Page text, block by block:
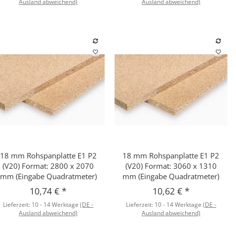
Schnellkauf
18 mm Rohspanplatte E1 P2
(V20) Format: 2800 x 2070
mm (Eingabe Quadratmeter)
10,74 €*
Lieferzeit: 10 - 14 Werktage(DE -
Ausland abweichend)
Schnellkauf
18 mm Rohspanplatte E1 P2
(V20) Format: 3060 x 1310
mm (Eingabe Quadratmeter)
10,62 € *
Lieferzeit: 10 - 14 Werktage (DE -
Ausland abweichend)